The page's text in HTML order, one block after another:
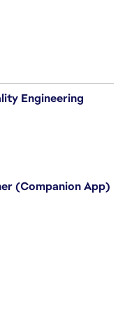
Engineering
(Companion App)